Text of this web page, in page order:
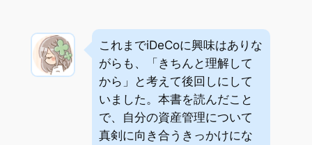
これまでiDeCoに興味はありな
がらも、「きちんと理解して
から」と考えて後回しにして
いました。本書を読んだこと
で、自分の資産管理について
真剣に向き合うきっかけにな